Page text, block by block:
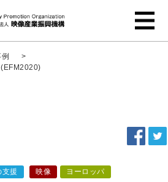
>
援 映像 ヨーロッパ